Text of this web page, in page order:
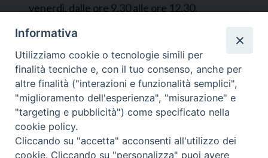
venerdì, dalle ore 9.30 alle ore 12.30.
mail:ufficiocaritas@diocesimessina.it
Seguici su
Informativa
Utilizziamo cookie o tecnologie simili per
finalità tecniche e, con il tuo consenso, anche per
altre finalità ("interazioni e funzionalità semplici",
"miglioramento dell'esperienza", "misurazione" e
"targeting e pubblicità") come specificato nella
cookie policy.
Cliccando su "accetta" acconsenti all'utilizzo dei
cookie. Cliccando su "personalizza" puoi avere